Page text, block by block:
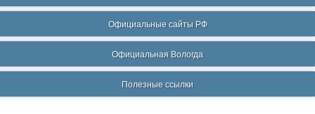
Официальные сайты РФ
Официальная Вологда
Полезные ссылки